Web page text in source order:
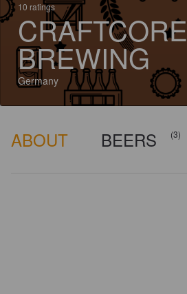
10 ratings
CRAFTCORE
BREWING
Germany
ABOUT BEERS (3)